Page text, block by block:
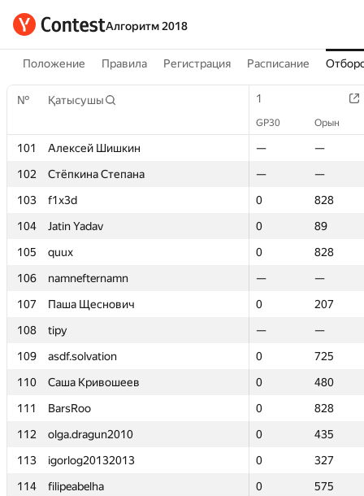
Алгоритм 2018
Положение Правила Регистрация Расписание
№ Қатысушы 1
GP30 Орын
101 Алексей Шишкин —
—
102
Стёпкина Степана —
—
103
f1x3d 0
828
104
Jatin Yadav 0
89
105
quux 0
828
106
namnefternamn —
—
107
Паша Щеснович 0
207
108
tipy —
—
109
asdf.solvation 0
725
110
Саша Кривошеев 0
480
111
BarsRoo 0
828
112
olga.dragun2010 0
435
113
igorlog20132013 0
327
114
filipeabelha 0
575
№ Қатысушы 1
GP30 Орын
101 Алексей Шишкин —
—
102
Стёпкина Степана —
—
103
f1x3d 0
828
104
Jatin Yadav 0
89
105
quux 0
828
106
namnefternamn —
—
107
Паша Щеснович 0
207
108
tipy —
—
109
asdf.solvation 0
725
110
Саша Кривошеев 0
480
111
BarsRoo 0
828
112
olga.dragun2010 0
435
113
igorlog20132013 0
327
114
filipeabelha 0
575